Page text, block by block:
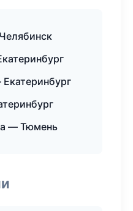
— Тюмень